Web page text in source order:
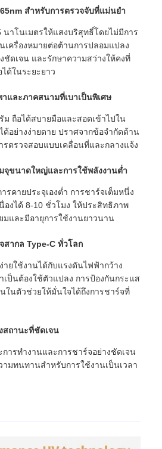
สำหรับการตรวจจับที่แม่นยำ
นาโนเมตรให้แสงบริสุทธิ์โดยไม่มีการ
เครื่องหมายต่อต้านการปลอมแปลง
ชัดเจน และรักษาความสว่างให้คงที่
ด้ในระยะยาว
และภาคสนามที่เบาเป็นพิเศษ
ม ถือได้สบายมือและสอดเข้าไปใน
ด้อย่างง่ายดาย ปราศจากข้อจำกัดด้าน
รตรวจสอบแบบเคลื่อนที่และกลางแจ้ง
จุขนาดใหญ่และการใช้พลังงานต่ำ
รคายประจุเองต่ำ การชาร์จเต็มหนึ่ง
องได้ 8-10 ชั่วโมง ให้ประสิทธิภาพ
มและมีอายุการใช้งานยาวนาน
สากล Type-C ทั่วโลก
ายใช้งานได้กับแรงดันไฟฟ้ากว้าง
เป็นต้องใช้ตัวแปลง การป้องกันกระแส
ในตัวช่วยให้มั่นใจได้ถึงการชาร์จที่
สถานะที่ชัดเจน
ารทำงานและการชาร์จอย่างชัดเจน
มทนทานสำหรับการใช้งานเป็นเวลา